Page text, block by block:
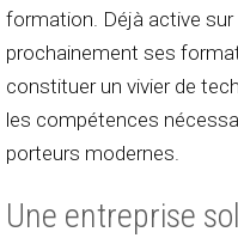
formation. Déjà active sur
prochainement ses
constituer un vivier de
les compétences
porteurs modernes.
Une entreprise